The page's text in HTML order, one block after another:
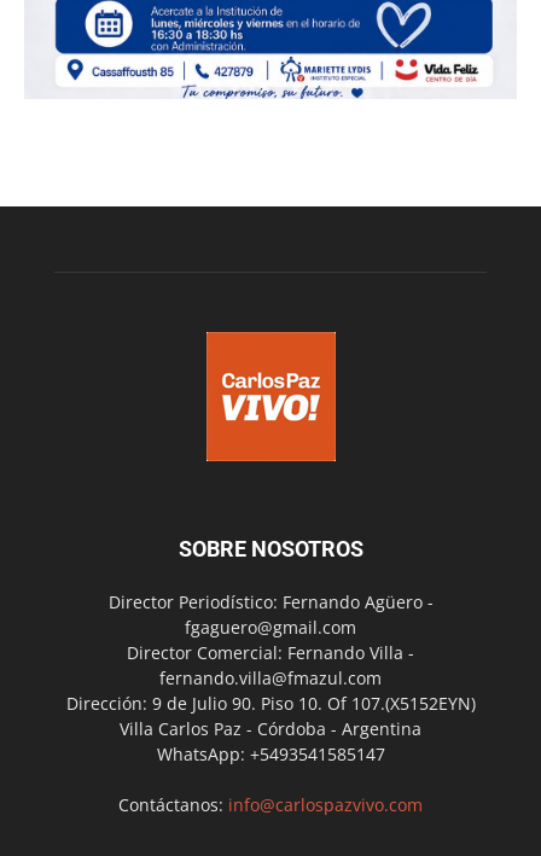
SOBRE NOSOTROS
Director Periodístico: Fernando Agüero -
fgaguero@gmail.com
Director Comercial: Fernando Villa -
fernando.villa@fmazul.com
Dirección: 9 de Julio 90. Piso 10. Of 107.(X5152EYN)
Villa Carlos Paz - Córdoba - Argentina
WhatsApp: +5493541585147
Contáctanos: info@carlospazvivo.com